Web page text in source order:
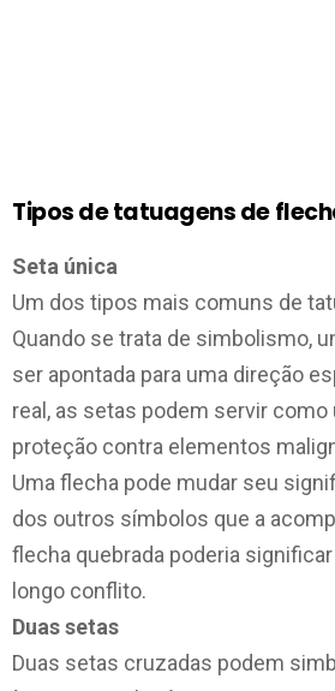
Tipos de tatuagens de
Seta única
Um dos tipos mais comuns de
Quando se trata de simbolismo,
ser apontada para uma direção
real, as setas podem servir como
proteção contra elementos
Uma flecha pode mudar seu
dos outros símbolos que a
flecha quebrada poderia
longo conflito.
Duas setas
Duas setas cruzadas podem